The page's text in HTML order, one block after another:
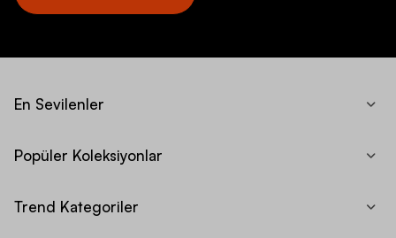
En Sevilenler
Popüler Koleksiyonlar
Trend Kategoriler